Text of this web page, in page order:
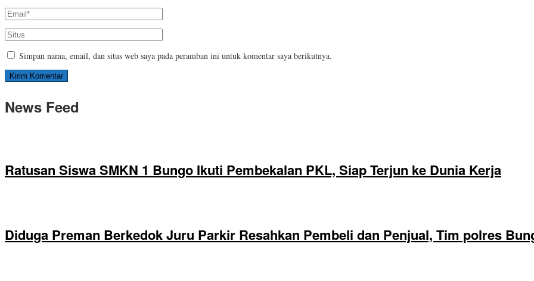
Simpan nama, email, dan situs web saya pada peramban ini untuk komentar saya berikutnya.
News Feed
Ratusan Siswa SMKN 1 Bungo Ikuti Pembekalan PKL, Siap Terjun ke Dunia Kerja
Diduga Preman Berkedok Juru Parkir Resahkan Pembeli dan Penjual, Tim polres